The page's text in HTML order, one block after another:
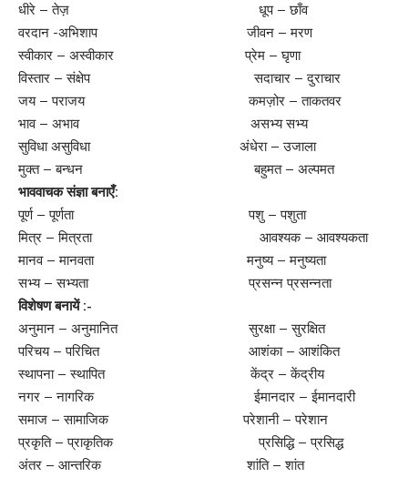
धीरे – तेज़ धूप – छाँव
वरदान -अभिशाप जीवन – मरण
स्वीकार – अस्वीकार प्रेम – घृणा
विस्तार – संक्षेप सदाचार – दुराचार
जय – पराजय कमज़ोर – ताकतवर
भाव – अभाव असभ्य सभ्य
सुविधा असुविधा अंधेरा – उजाला
मुक्त – बन्धन बहुमत – अल्पमत
भाववाचक संज्ञा बनाएँ:
पूर्ण – पूर्णता पशु – पशुता
मित्र – मित्रता आवश्यक – आवश्यकता
मानव – मानवता मनुष्य – मनुष्यता
सभ्य – सभ्यता प्रसन्न प्रसन्नता
विशेषण बनायें :-
अनुमान – अनुमानित सुरक्षा – सुरक्षित
परिचय – परिचित आशंका – आशंकित
स्थापना – स्थापित केंद्र – केंद्रीय
नगर – नागरिक ईमानदार – ईमानदारी
समाज – सामाजिक परेशानी – परेशान
प्रकृति – प्राकृतिक प्रसिद्धि – प्रसिद्ध
अंतर – आन्तरिक शांति – शांत